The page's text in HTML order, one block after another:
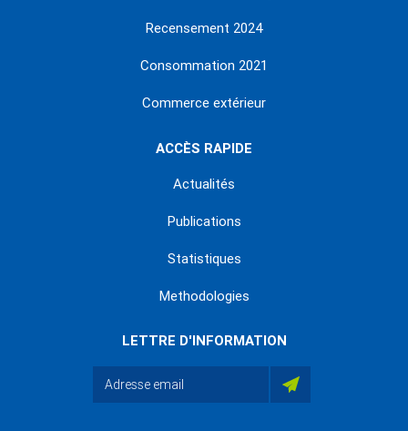
Recensement 2024
Consommation 2021
Commerce extérieur
ACCÈS RAPIDE
Actualités
Publications
Statistiques
Methodologies
LETTRE D'INFORMATION